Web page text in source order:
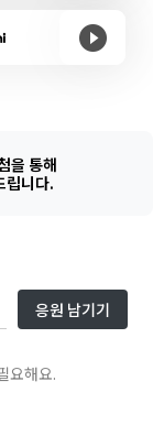
을 통해
립니다.
응원 남기기
요해요.